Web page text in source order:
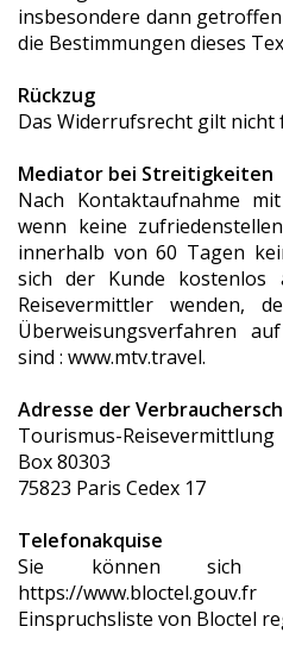
insbesondere dann
die Bestimmungen dieses
Rückzug
Das Widerrufsrecht gilt
Mediator bei Streitigkeiten
Nach Kontaktaufnahme
wenn keine
innerhalb von 60 Tagen
sich der Kunde kostenlos
Reisevermittler wenden,
Überweisungsverfahren
sind : www.mtv.travel.
Adresse der
Tourismus-Reisevermittlung
Box 80303
75823 Paris Cedex 17
Telefonakquise
Sie können sich
https://
Einspruchsliste von Bloctel